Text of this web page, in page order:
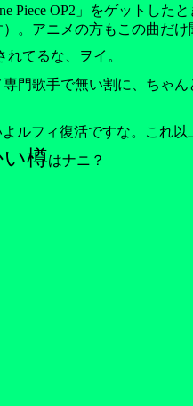
Piece OP2」をゲットし
。アニメの方もこの曲だ
れてるな、ヲイ。
門歌手で無い割に、ちゃん
ルフィ復活ですな。これ
樽はナニ？